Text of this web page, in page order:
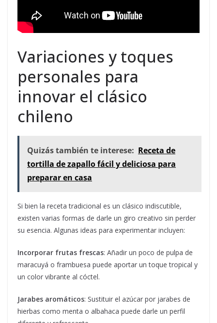
Variaciones y toques
personales para
innovar el clásico
chileno
Quizás también te interese: Receta de
tortilla de zapallo fácil y deliciosa para
preparar en casa
Si bien la receta tradicional es un clásico indiscutible,
existen varias formas de darle un giro creativo sin perder
su esencia. Algunas ideas para experimentar incluyen:
Incorporar frutas frescas: Añadir un poco de pulpa de
maracuyá o frambuesa puede aportar un toque tropical y
un color vibrante al cóctel.
Jarabes aromáticos: Sustituir el azúcar por jarabes de
hierbas como menta o albahaca puede darle un perfil